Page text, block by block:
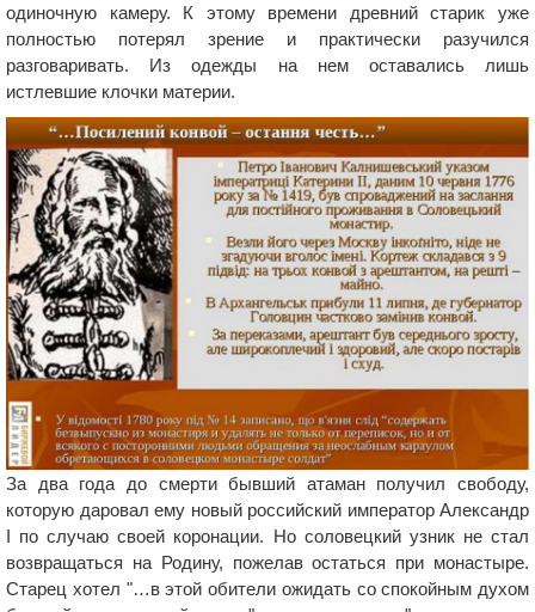
одиночную камеру. К этому времени древний старик уже
полностью потерял зрение и практически разучился
разговаривать. Из одежды на нем оставались лишь
истлевшие клочки материи.
За два года до смерти бывший атаман получил свободу,
которую даровал ему новый российский император Александр
I по случаю своей коронации. Но соловецкий узник не стал
возвращаться на Родину, пожелав остаться при монастыре.
Старец хотел "…в этой обители ожидать со спокойным духом